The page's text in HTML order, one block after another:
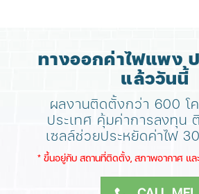
ทางออกค่าไฟแพง
แล้ววันนี้
ผลงานติดตั้งกว่า 600 โ
ประเทศ คุ้มค่าการลงทุน
เซลล์ช่วยประหยัดค่าไฟ
​* ขึ้นอยู่กับ สถานที่ติดตั้ง, สภาพอากาศ​ แล